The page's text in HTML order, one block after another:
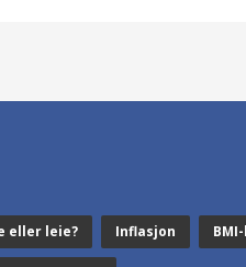
eller leie? Inflasjon